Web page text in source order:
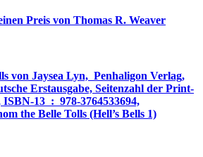
Preis von Thomas R. Weaver
von Jaysea Lyn, ‎ Penhaligon Verlag,
Erstausgabe, Seitenzahl der Print-
For Whom the Belle Tolls (Hell’s Bells 1)